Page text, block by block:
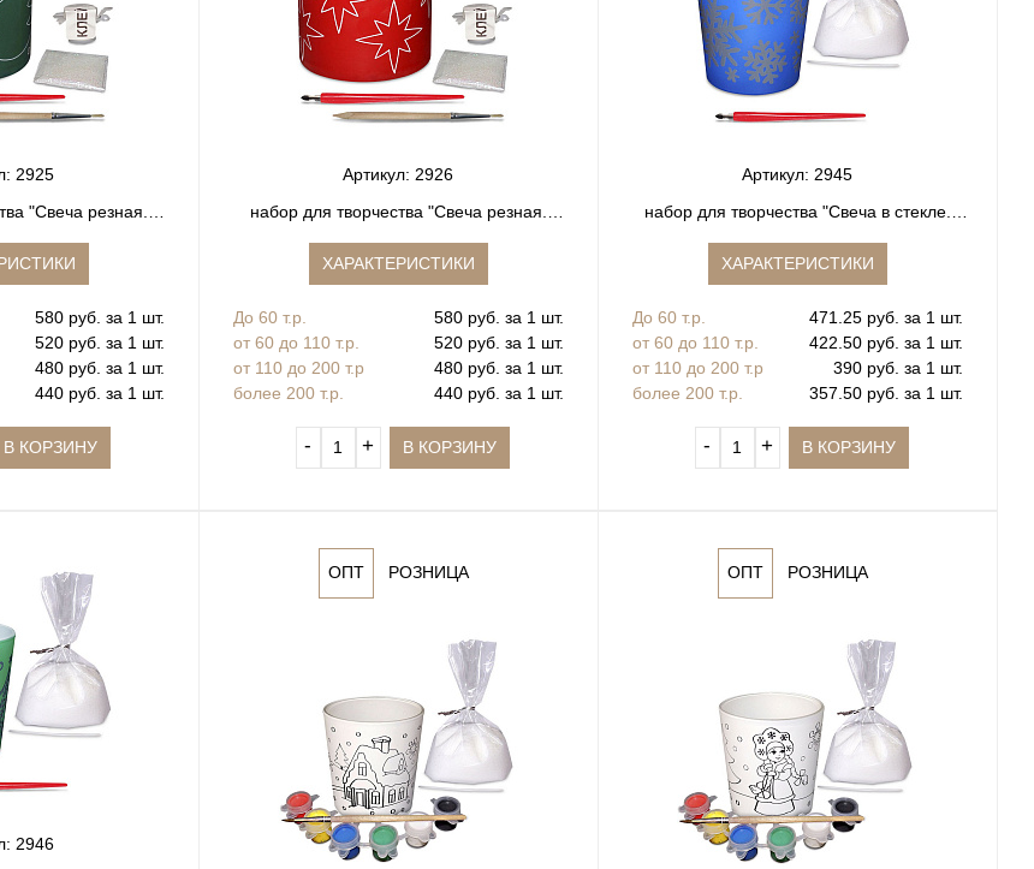
2925
"Свеча резная.
580 руб. за 1 шт.
520 руб. за 1 шт.
480 руб. за 1 шт.
440 руб. за 1 шт.
В КОРЗИНУ
Артикул: 2926
набор для творчества "Свеча резная.
ХАРАКТЕРИСТИКИ
До 60 т.р.
580 руб. за 1 шт.
от 60 до 110 т.р.
520 руб. за 1 шт.
от 110 до 200 т.р
480 руб. за 1 шт.
более 200 т.р.
440 руб. за 1 шт.
‐ + В КОРЗИНУ
Артикул: 2945
набор для творчества "Свеча в стекле.
ХАРАКТЕРИСТИКИ
До 60 т.р.
471.25 руб. за 1 шт.
от 60 до 110 т.р.
422.50 руб. за 1 шт.
от 110 до 200 т.р
390 руб. за 1 шт.
более 200 т.р.
357.50 руб. за 1 шт.
‐ + В КОРЗИНУ
2946
ОПТ РОЗНИЦА ОПТ РОЗНИЦА